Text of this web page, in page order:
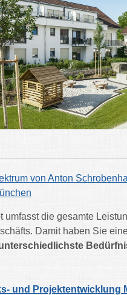
von Anton
umfasst die gesamte
Damit haben Sie
und Projektentwicklung